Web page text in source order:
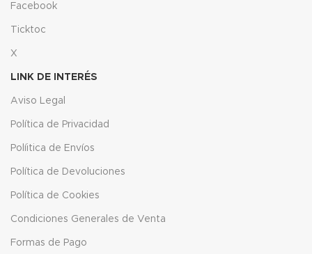
Facebook
Ticktoc
X
LINK DE INTERÉS
Aviso Legal
Política de Privacidad
Políitica de Envíos
Política de Devoluciones
Política de Cookies
Condiciones Generales de Venta
Formas de Pago